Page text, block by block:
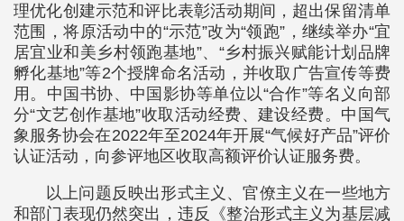
理优化创建示范和评比表彰活动期间，超出保留清单
范围，将原活动中的“示范”改为“领跑”，继续举办“宜
居宜业和美乡村领跑基地”、“乡村振兴赋能计划品牌
孵化基地”等2个授牌命名活动，并收取广告宣传等费
用。中国书协、中国影协等单位以“合作”等名义向部
分“文艺创作基地”收取活动经费、建设经费。中国气
象服务协会在2022年至2024年开展“气候好产品”评价
认证活动，向参评地区收取高额评价认证服务费。
以上问题反映出形式主义、官僚主义在一些地方
和部门表现仍然突出，违反《整治形式主义为基层减